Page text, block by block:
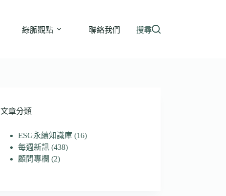
綠脈觀點 聯絡我們 搜尋
文章分類
ESG永續知識庫(16)
每週新訊(438)
顧問專欄 (2)